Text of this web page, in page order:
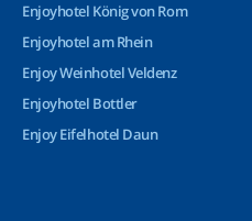
Enjoyhotel König von Rom
Enjoyhotel am Rhein
Enjoy Weinhotel Veldenz
Enjoyhotel Bottler
Enjoy Eifelhotel Daun